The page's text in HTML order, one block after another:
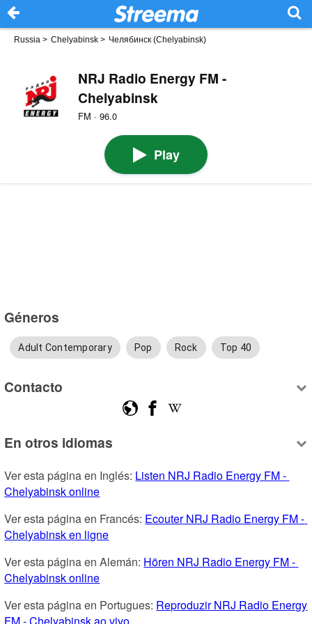
Russia > Chelyabinsk > Челябинск (Chelyabinsk)
NRJ Radio Energy FM -
Chelyabinsk
FM · 96.0
Play
Géneros
Adult Contemporary Pop Rock Top 40
Contacto
En otros idiomas
Ver esta página en Inglés: Listen NRJ Radio Energy FM -
Chelyabinsk online
Ver esta página en Francés: Ecouter NRJ Radio Energy FM -
Chelyabinsk en ligne
Ver esta página en Alemán: Hören NRJ Radio Energy FM -
Chelyabinsk online
Ver esta página en Portugues: Reproduzir NRJ Radio Energy
FM - Chelyabinsk ao vivo